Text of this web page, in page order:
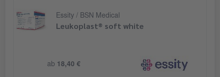
Essity / BSN Medical
Leukoplast® soft white
ab 18,40 €